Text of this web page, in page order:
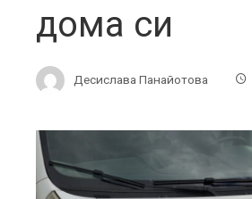
дома си
Десислава Панайотова